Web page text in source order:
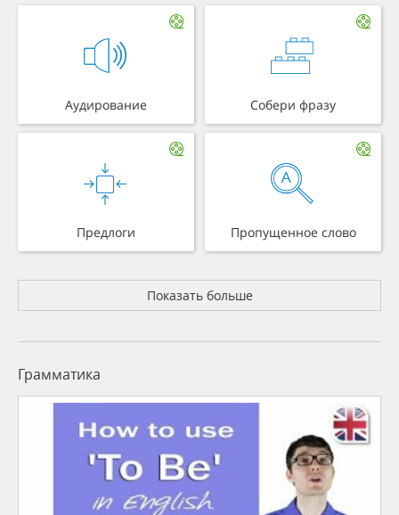
Аудирование Собери фразу
Предлоги Пропущенное слово
Показать больше
Грамматика